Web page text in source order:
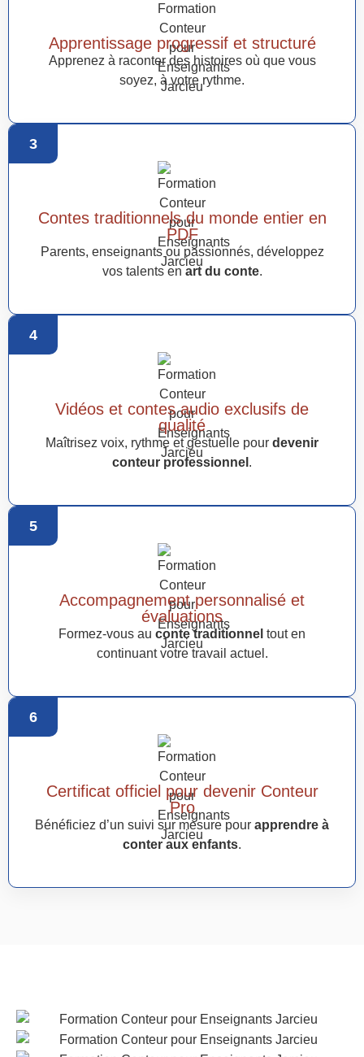
Apprentissage progressif et structuré
Apprenez à raconter des histoires où que vous
soyez, à votre rythme.
3
Contes traditionnels du monde entier en
PDF
Parents, enseignants ou passionnés, développez
vos talents en art du conte.
4
Vidéos et contes audio exclusifs de
qualité
Maîtrisez voix, rythme et gestuelle pour devenir
conteur professionnel .
5
Accompagnement personnalisé et
évaluations
Formez-vous au conte traditionnel tout en
continuant votre travail actuel.
6
Certificat officiel pour devenir Conteur
Pro
Bénéficiez d’un suivi sur mesure pour apprendre à
conter aux enfants.